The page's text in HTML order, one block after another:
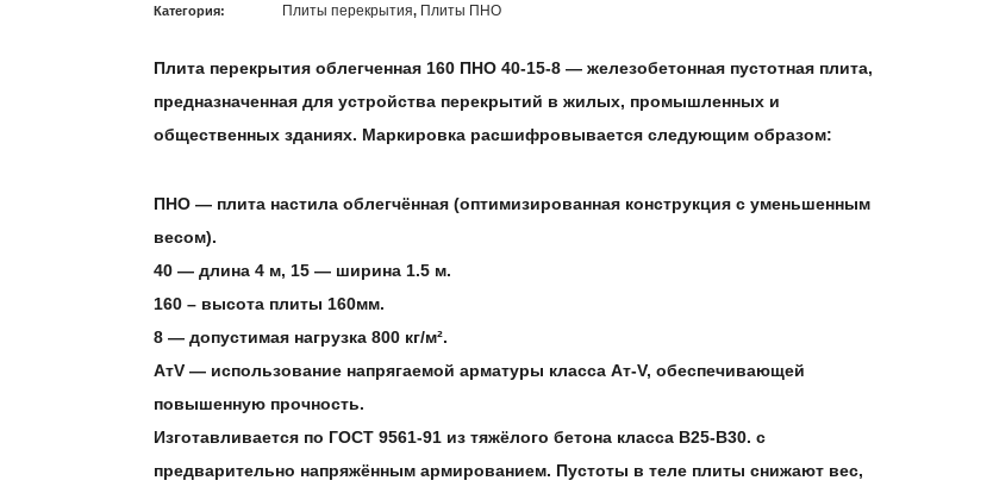
Категория: Плиты перекрытия, Плиты ПНО
Плита перекрытия облегченная 160 ПНО 40-15-8 — железобетонная пустотная плита,
предназначенная для устройства перекрытий в жилых, промышленных и
общественных зданиях. Маркировка расшифровывается следующим образом:
ПНО — плита настила облегчённая (оптимизированная конструкция с уменьшенным
весом).
40 — длина 4 м, 15 — ширина 1.5 м.
160 – высота плиты 160мм.
8 — допустимая нагрузка 800 кг/м².
АтV — использование напрягаемой арматуры класса Ат-V, обеспечивающей
повышенную прочность.
Изготавливается по ГОСТ 9561-91 из тяжёлого бетона класса В25-В30. с
предварительно напряжённым армированием. Пустоты в теле плиты снижают вес,